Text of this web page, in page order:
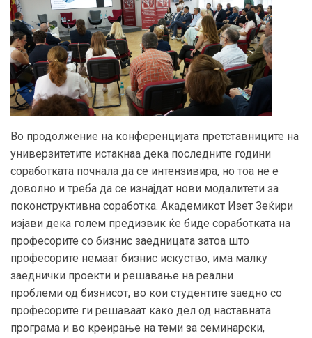
Во продолжение на конференцијата претставниците на
универзитетите истакнаа дека последните години
соработката почнала да се интензивира, но тоа не е
доволно и треба да се изнајдат нови модалитети за
поконструктивна соработка. Академикот Изет Зеќири
изјави дека голем предизвик ќе биде соработката на
професорите со бизнис заедницата затоа што
професорите немаат бизнис искуство, има малку
заеднички проекти и решавање на реални
проблеми од бизнисот, во кои студентите заедно со
професорите ги решаваат како дел од наставната
програма и во креирање на теми за семинарски,